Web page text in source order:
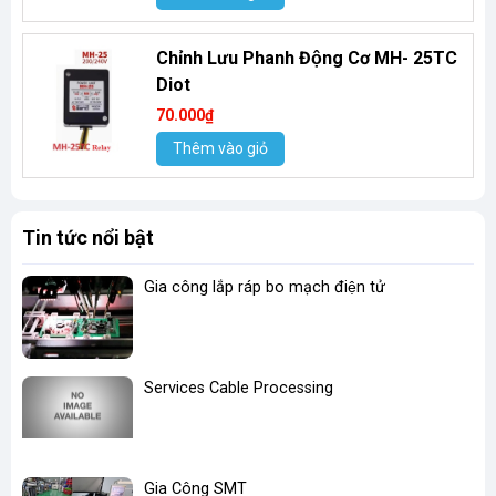
Chỉnh Lưu Phanh Động Cơ MH- 25TC
Diot
70.000₫
Thêm vào giỏ
Tin tức nổi bật
Gia công lắp ráp bo mạch điện tử
Services Cable Processing
Gia Công SMT